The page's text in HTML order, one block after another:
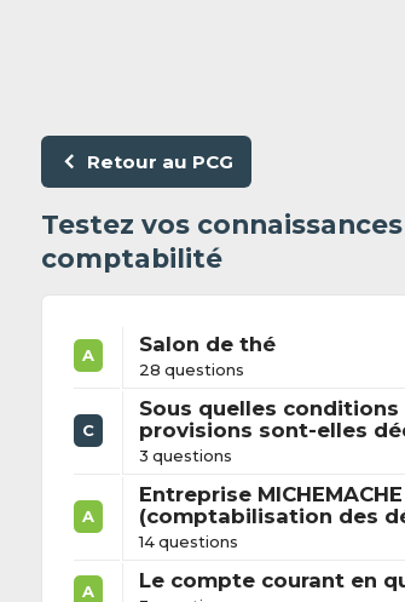
Retour au PCG
Testez vos
comptabilité
A Salon de thé
28 questions
C
Sous quelles conditions
provisions sont-elles
3 questions
A
Entreprise MICHEMACHE
(comptabilisation des
14 questions
A Le compte courant en